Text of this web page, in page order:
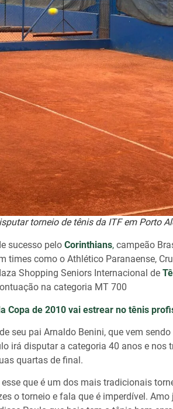
torneio de tênis da ITF em Porto
sucesso pelo Corinthians, campeão
times como o Athlético Paranaense,
Shopping Seniors Internacional de
na categoria MT 700
Copa de 2010 vai estrear no tênis
seu pai Arnaldo Benini, que vem
irá disputar a categoria 40 anos e nos
quartas de final.
que é um dos mais tradicionais
o torneio e fala que é imperdível.